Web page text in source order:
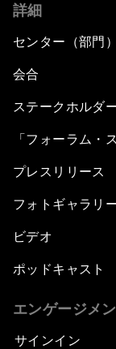
詳細
センター（部門）
会合
ステークホルダ
「フォーラム・
プレスリリース
フォトギャラリ
ビデオ
ポッドキャスト
エンゲージメ
サインイン